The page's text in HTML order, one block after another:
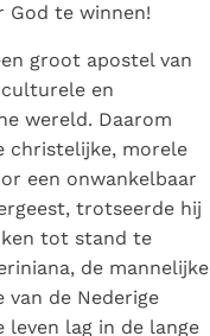
God te winnen!
groot apostel van
en
wereld. Daarom
christelijke, morele
een onwankelbaar
trotseerde hij
tot stand te
de mannelijke
van de Nederige
leven lag in de lange